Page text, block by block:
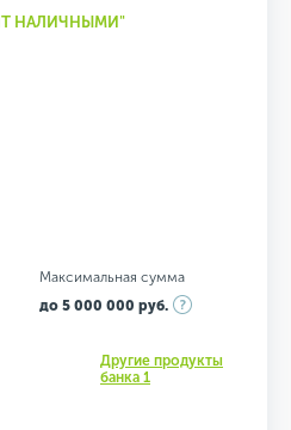
НАЛИЧНЫМИ"
Максимальная сумма
до 5 000 000 руб.
Другие продукты
банка 1